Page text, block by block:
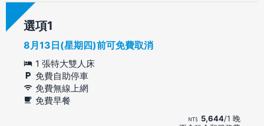
選項
8月13日(星期四)前可免費取消
1 張特大雙人床
免費自助停車
免費無線上網
免費早餐
5,644/1 晚